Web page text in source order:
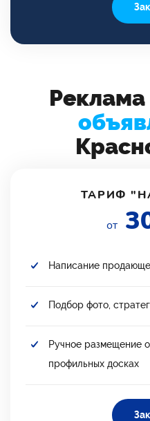
Реклама
ТАРИФ
от
Написание
Подбор фото,
Ручное размещение
профильных досках